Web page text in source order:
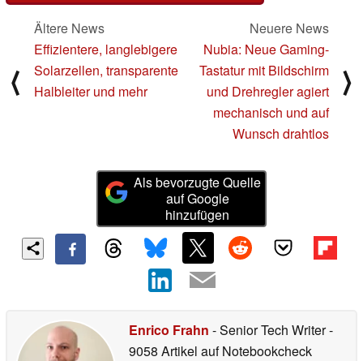
⟨
Ältere News
Effizientere, langlebigere
Solarzellen, transparente
Halbleiter und mehr
Neuere News
Nubia: Neue Gaming-
Tastatur mit Bildschirm
und Drehregler agiert
mechanisch und auf
Wunsch drahtlos
⟩
Als bevorzugte Quelle
auf Google
hinzufügen
Enrico Frahn - Senior Tech Writer-
9058 Artikel auf Notebookcheck